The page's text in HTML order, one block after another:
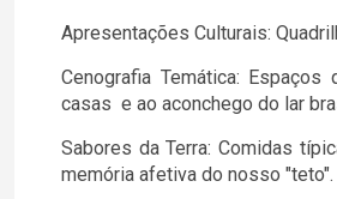
Apresentações Culturais:
Cenografia Temática: Espaços
casas e ao aconchego do lar
Sabores da Terra: Comidas
memória afetiva do nosso "teto".